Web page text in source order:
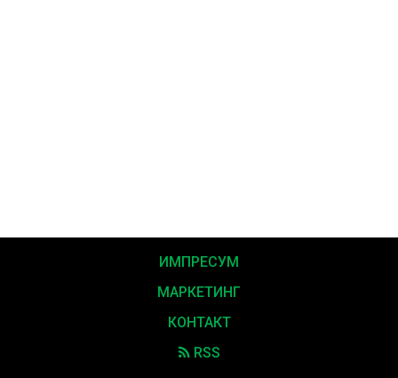
ИМПРЕСУМ
МАРКЕТИНГ
КОНТАКТ
RSS